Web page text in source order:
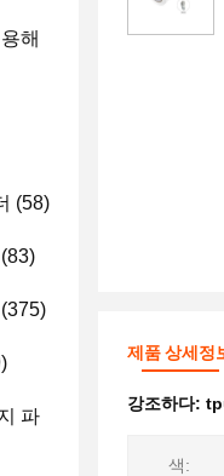
해
(58)
(83)
(375)
파
제품 상세정
강조하다:
색: